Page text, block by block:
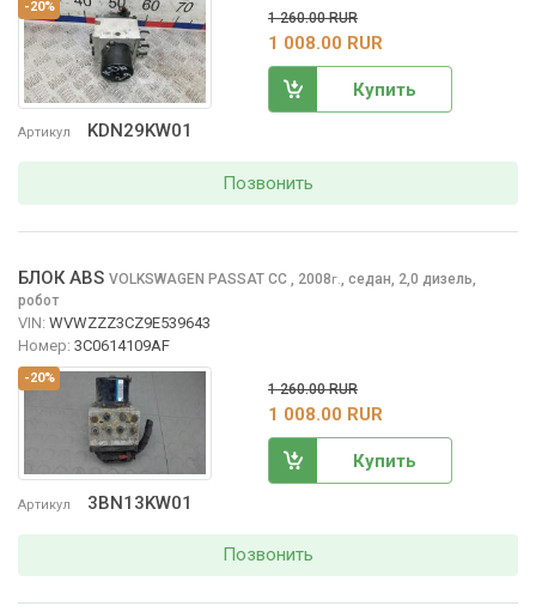
-20%
Артикул KDN29KW01
1 260.00 RUR
1 008.00 RUR
Купить
Позвонить
-20%
Артикул 3BN13KW01
БЛОК ABS VOLKSWAGEN PASSAT CC , 2008г., седан, 2,0 дизель,
робот
VIN: WVWZZZ3CZ9E539643
Номер: 3C0614109AF
1 260.00 RUR
1 008.00 RUR
Купить
Позвонить